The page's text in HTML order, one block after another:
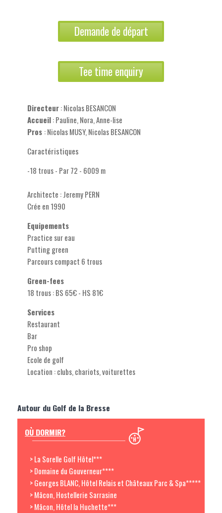
Demande de départ
Tee time enquiry
Directeur: Nicolas BESANCON
Accueil: Pauline, Nora, Anne-lise
Pros : Nicolas MUSY, Nicolas BESANCON
Caractéristiques
-18 trous - Par 72 - 6009 m
Architecte : Jeremy PERN
Crée en 1990
Equipements
Practice sur eau
Putting green
Parcours compact 6 trous
Green-fees
18 trous : BS 65€ - HS 81€
Services
Restaurant
Bar
Pro shop
Ecole de golf
Location : clubs, chariots, voiturettes
Autour du Golf de la Bresse
OÙ DORMIR?
> La Sorelle Golf Hôtel***
> Domaine du Gouverneur****
> Georges BLANC, Hôtel Relais et Châteaux Parc & Spa*****
> Mâcon, Hostellerie Sarrasine
> Mâcon, Hôtel la Huchette***